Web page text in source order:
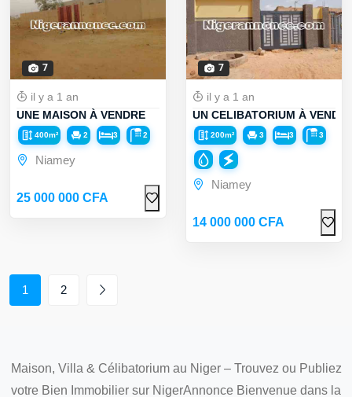
7
il y a 1 an
UNE MAISON À VENDRE
400m² 2 3 2
Niamey
25 000 000 CFA
7
il y a 1 an
UN CELIBATORIUM À
200m² 3 3 3
Niamey
14 000 000 CFA
1 2
Maison, Villa & Célibatorium au Niger – Trouvez ou Publiez
votre Bien Immobilier sur NigerAnnonce Bienvenue dans la